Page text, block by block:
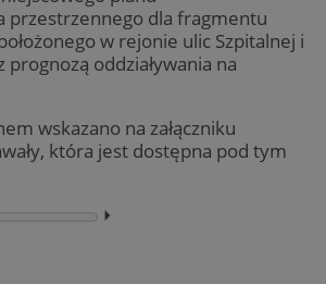
przestrzennego dla fragmentu
w rejonie ulic Szpitalnej i
prognozą oddziaływania na
wskazano na załączniku
która jest dostępna pod tym
⏵︎